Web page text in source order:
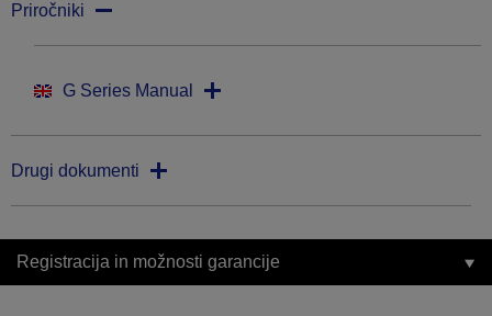
Priročniki
G Series Manual
Drugi dokumenti
Registracija in možnosti garancije